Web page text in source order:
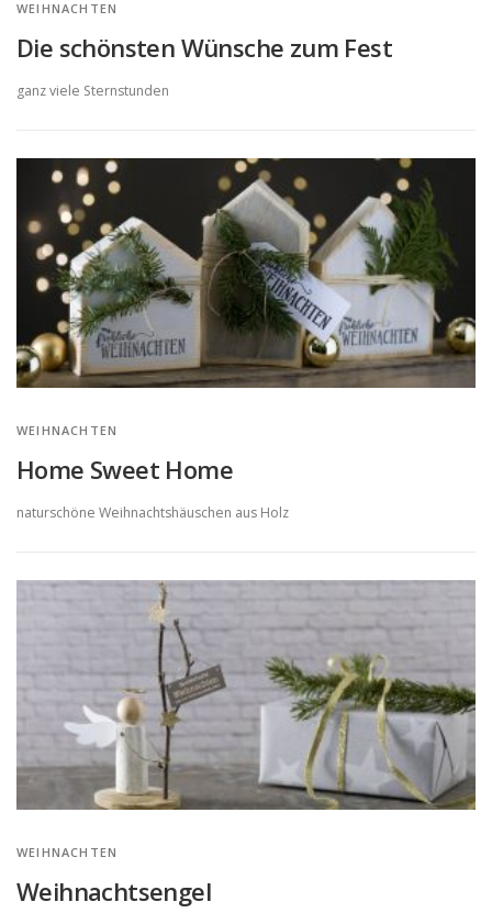
WEIHNACHTEN
Die schönsten Wünsche zum Fest
ganz viele Sternstunden
WEIHNACHTEN
Home Sweet Home
naturschöne Weihnachtshäuschen aus Holz
WEIHNACHTEN
Weihnachtsengel